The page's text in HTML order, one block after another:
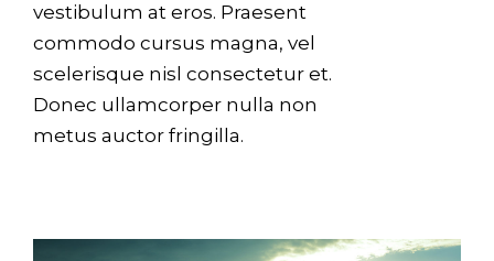
vestibulum at eros. Praesent
commodo cursus magna, vel
scelerisque nisl consectetur et.
Donec ullamcorper nulla non
metus auctor fringilla.